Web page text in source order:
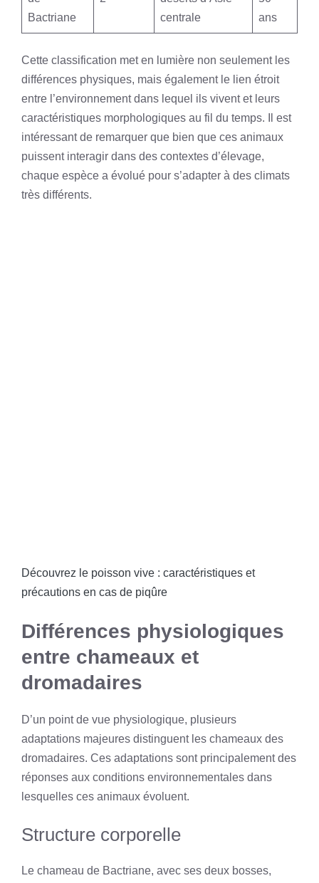
Bactriane
centrale
ans
Cette classification met en lumière non seulement les
différences physiques, mais également le lien étroit
entre l’environnement dans lequel ils vivent et leurs
caractéristiques morphologiques au fil du temps. Il est
intéressant de remarquer que bien que ces animaux
puissent interagir dans des contextes d’élevage,
chaque espèce a évolué pour s’adapter à des climats
très différents.
Découvrez le poisson vive : caractéristiques et
précautions en cas de piqûre
Différences physiologiques
entre chameaux et
dromadaires
D’un point de vue physiologique, plusieurs
adaptations majeures distinguent les chameaux des
dromadaires. Ces adaptations sont principalement des
réponses aux conditions environnementales dans
lesquelles ces animaux évoluent.
Structure corporelle
Le chameau de Bactriane, avec ses deux bosses,